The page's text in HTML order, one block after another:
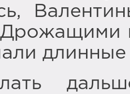
длинные